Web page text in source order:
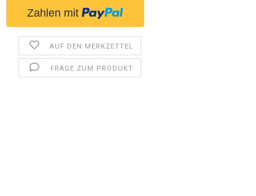
AUF DEN MERKZETTEL
FRAGE ZUM PRODUKT